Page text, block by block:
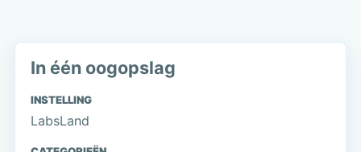
In één oogopslag
INSTELLING
LabsLand